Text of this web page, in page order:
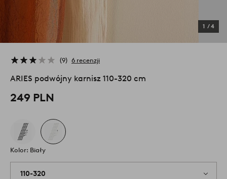
1 /4
9 6 recenzji
ARIES podwójny karnisz 110-320 cm
249 PLN
Kolor: Biały
110-320